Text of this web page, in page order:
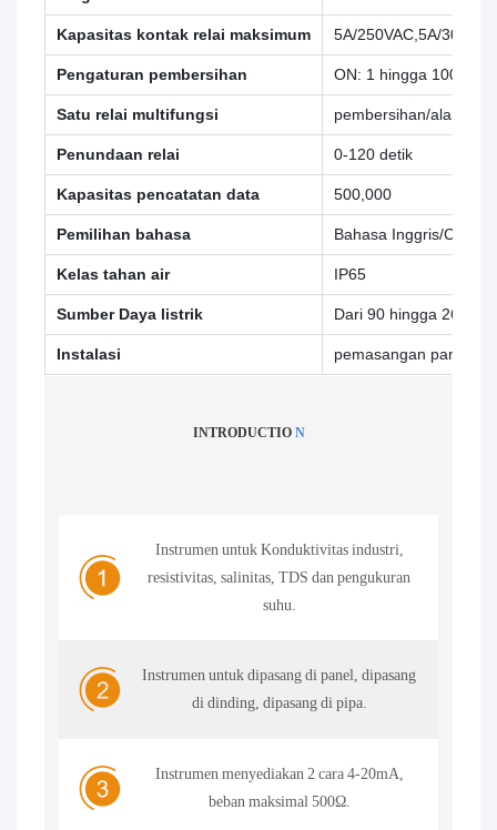
Kapasitas kontak relai maksimum 5A/250VAC,5A/30VDC
Pengaturan pembersihan ON: 1 hingga 1000
Satu relai multifungsi pembersihan/alarm
Penundaan relai 0-120 detik
Kapasitas pencatatan data 500,000
Pemilihan bahasa Bahasa Inggris/Cina
Kelas tahan air IP65
Sumber Daya listrik Dari 90 hingga 260
Instalasi pemasangan panel/
INTRODUCTIO N
Instrumen untuk Konduktivitas industri,
resistivitas, salinitas, TDS dan pengukuran
suhu.
Instrumen untuk dipasang di panel, dipasang
di dinding, dipasang di pipa.
Instrumen menyediakan 2 cara 4-20mA,
beban maksimal 500Ω.